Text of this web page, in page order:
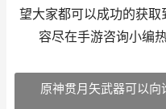
望大家都可以成功的获
容尽在手游咨询小编
原神贯月矢武器可以